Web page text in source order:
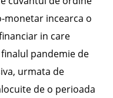
monetar incearca o
in care
pandemie de
urmata de
de o perioada